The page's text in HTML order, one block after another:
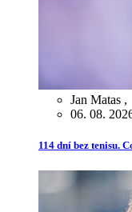
Jan Matas ,
06. 08.
114 dní bez tenisu.